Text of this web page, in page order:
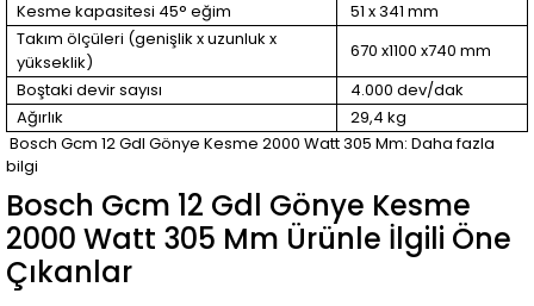
Kesme kapasitesi 45° eğim
51 x 341 mm
Takım ölçüleri (genişlik x uzunluk x
yükseklik)
670 x1100 x740 mm
Boştaki devir sayısı
4.000 dev/dak
Ağırlık
29,4 kg
Bosch Gcm 12 Gdl Gönye Kesme 2000 Watt 305 Mm: Daha fazla
bilgi
Bosch Gcm 12 Gdl Gönye Kesme
2000 Watt 305 Mm Ürünle İlgili Öne
Çıkanlar